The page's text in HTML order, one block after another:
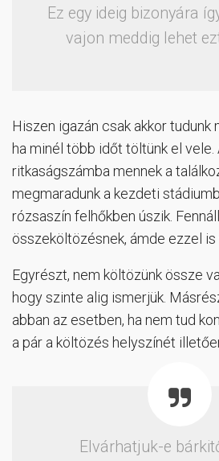
Ez egy ideig bizonyára
vajon meddig lehet
Hiszen igazán csak akkor tudunk
ha minél több időt töltünk el vele.
ritkaságszámba mennek a
megmaradunk a kezdeti
rózsaszín felhőkben úszik.
összeköltözésnek, ámde ezzel is
Egyrészt, nem költözünk össze
hogy szinte alig ismerjük.
abban az esetben, ha nem tud
a pár a költözés helyszínét
Elvárhatjuk-e